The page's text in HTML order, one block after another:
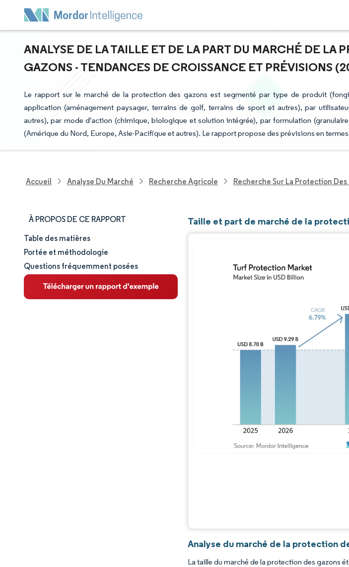
ANALYSE DE LA TAILLE ET DE LA PART DU MARCHÉ DE LA
GAZONS - TENDANCES DE CROISSANCE ET PRÉVISIONS
Le rapport sur le marché de la protection des gazons est segmenté par type de produit
application (aménagement paysager, terrains de golf, terrains de sport et autres), par
autres), par mode d'action (chimique, biologique et solution intégrée), par formulation
(Amérique du Nord, Europe, Asie-Pacifique et autres). Le rapport propose des prévisions en termes
Accueil Analyse Du Marché Recherche Agricole Recherche Sur La Protection
À PROPOS DE CE RAPPORT
Taille et part de marché
Analyse du marché
Tendances et perspectives
Table des matières
Portée et méthodologie
Questions fréquemment posées
Taille et part de marché de la
Image © Mordor
Analyse du marché de la protection
La taille du marché de la protection des gazons